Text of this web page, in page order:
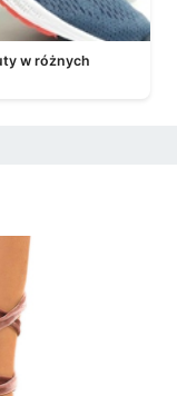
w różnych